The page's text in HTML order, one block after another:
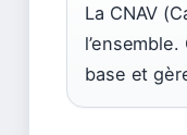
La CNAV
base et